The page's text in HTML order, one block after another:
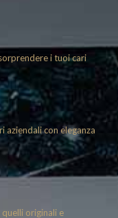
i tuoi cari
aziendali con eleganza
originali e